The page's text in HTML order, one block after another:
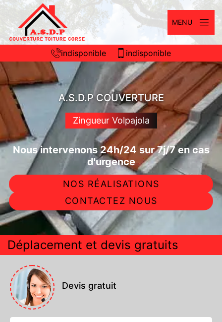
MENU
indisponible indisponible
A.S.D.P COUVERTURE
Zingueur Volpajola
Nous intervenons 24h/24 sur 7j/7 en cas
d'urgence
NOS RÉALISATIONS
CONTACTEZ NOUS
Déplacement et devis gratuits
Devis gratuit